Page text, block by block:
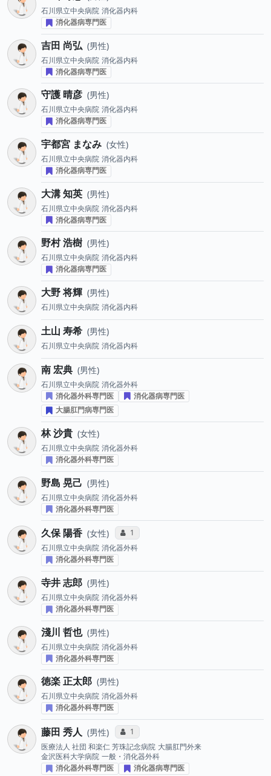
石川県立中央病院 消化器内科
消化器病専門医
吉田 尚弘 男性
石川県立中央病院 消化器内科
消化器病専門医
守護 晴彦 男性
石川県立中央病院 消化器内科
消化器病専門医
宇都宮 まなみ 女性
石川県立中央病院 消化器内科
消化器病専門医
大溝 知英 男性
石川県立中央病院 消化器内科
消化器病専門医
野村 浩樹 男性
石川県立中央病院 消化器内科
消化器病専門医
大野 将輝 男性
石川県立中央病院 消化器内科
土山 寿希 男性
石川県立中央病院 消化器内科
南 宏典 男性
石川県立中央病院 消化器外科
消化器外科専門医
消化器病専門医
大腸肛門病専門医
林 沙貴 女性
石川県立中央病院 消化器外科
消化器外科専門医
野島 晃己 男性
石川県立中央病院 消化器外科
消化器外科専門医
久保 陽香 女性 コミュニケーション・タイプ投票数
1
石川県立中央病院 消化器外科
消化器外科専門医
寺井 志郎 男性
石川県立中央病院 消化器外科
消化器外科専門医
淺川 哲也 男性
石川県立中央病院 消化器外科
消化器外科専門医
徳楽 正太郎 男性
石川県立中央病院 消化器外科
消化器外科専門医
藤田 秀人 男性 コミュニケーション・タイプ投票数
1
医療法人 社団 和楽仁 芳珠記念病院 大腸肛門外来
金沢医科大学病院 一般・消化器外科
消化器外科専門医
消化器病専門医